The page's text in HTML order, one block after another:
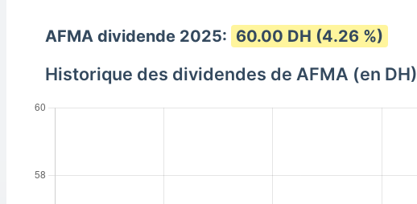
AFMA dividende 2025: 60.00 DH (4.26 %)
Historique des dividendes de AFMA (en DH)